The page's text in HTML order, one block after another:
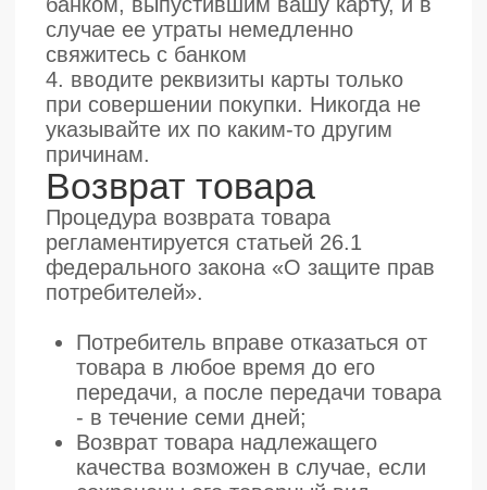
При отказе потребителя от товара
продавец должен возвратить ему
денежную сумму, уплаченную
потребителем по договору, за
исключением расходов продавца
на доставку от потребителя
возвращенного товара, не позднее
чем через десять дней со дня
предъявления потребителем
соответствующего требования;
Отказ от услуги
Право потребителя на расторжение
договора об оказании услуги
регламентируется статьей 32
федерального закона «О защите прав
потребителей»
договор об оказании услуги в
любое время, уплатив
исполнителю часть цены
пропорционально части оказанной
услуги до получения извещения о
расторжении указанного договора и
возместив исполнителю расходы,
произведенные им до этого